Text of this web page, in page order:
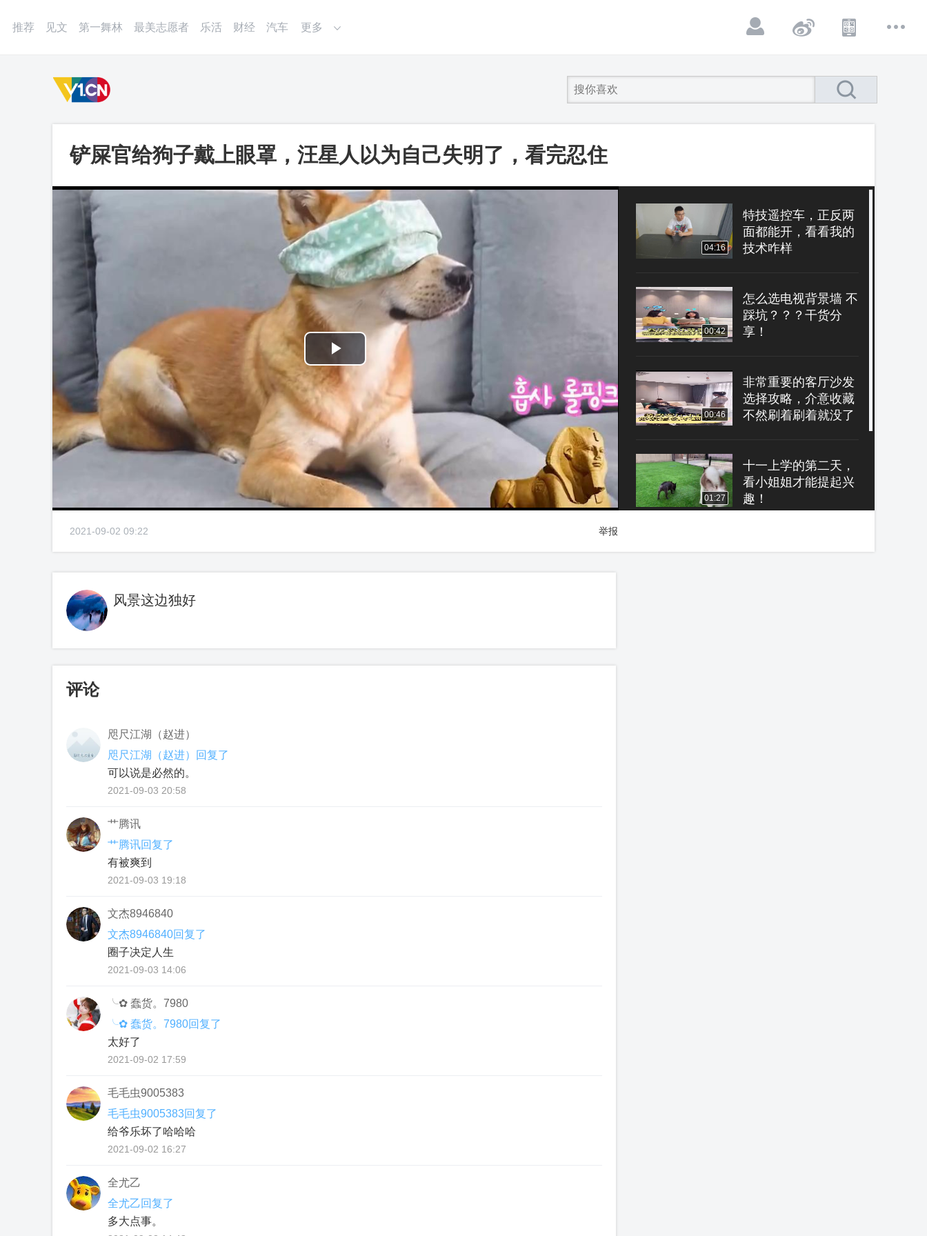
推荐 见文 第一舞林 最美志愿者 乐活 财经 汽车 更多
铲屎官给狗子戴上眼罩，汪星人以为自己失明了，看完忍住
别笑_第一视频
Play
Video
04:16
特技遥控车，正反两
面都能开，看看我的
技术咋样
00:42
怎么选电视背景墙 不
踩坑？？？干货分
享！
00:46
非常重要的客厅沙发
选择攻略，介意收藏
不然刷着刷着就没了
01:27
十一上学的第二天，
看小姐姐才能提起兴
趣！
寻味上海：舌尖上的
2021-09-02 09:22 举报
风景这边独好
评论
咫尺江湖（赵进）
咫尺江湖（赵进）回复了
可以说是必然的。
2021-09-03 20:58
艹腾讯
艹腾讯回复了
有被爽到
2021-09-03 19:18
文杰8946840
文杰8946840回复了
圈子决定人生
2021-09-03 14:06
╰✿ 蠢货。7980
╰✿ 蠢货。7980回复了
太好了
2021-09-02 17:59
毛毛虫9005383
毛毛虫9005383回复了
给爷乐坏了哈哈哈
2021-09-02 16:27
全尤乙
全尤乙回复了
多大点事。